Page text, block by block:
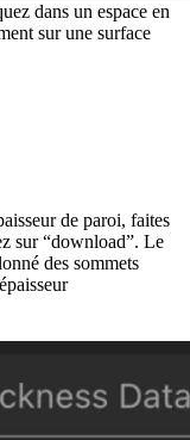
dans un espace en
sur une surface
de paroi, faites
sur “download”. Le
des sommets